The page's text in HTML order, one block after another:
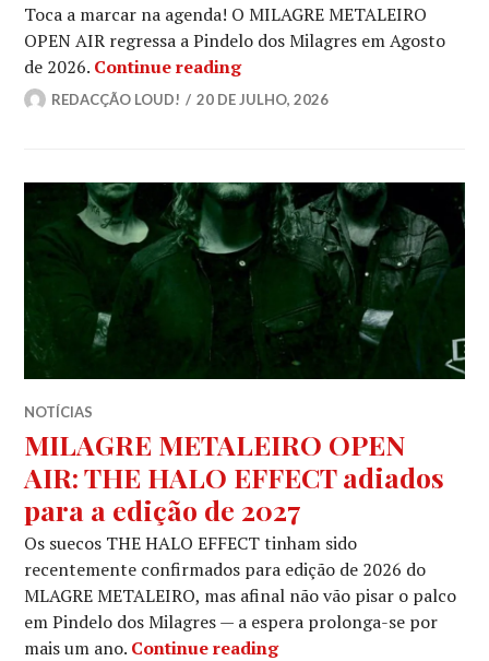
Toca a marcar na agenda! O MILAGRE METALEIRO
OPEN AIR regressa a Pindelo dos Milagres em Agosto
de 2026. Continue readingMILAGRE METALEIRO
REDACÇÃO LOUD! 20 DE JULHO, 2026
NOTÍCIAS
MILAGRE METALEIRO OPEN
AIR: THE HALO EFFECT adiados
para a edição de 2027
Os suecos THE HALO EFFECT tinham sido
recentemente confirmados para edição de 2026 do
MLAGRE METALEIRO, mas afinal não vão pisar o palco
em Pindelo dos Milagres — a espera prolonga-se por
mais um ano. Continue readingMILAGRE METALEIRO